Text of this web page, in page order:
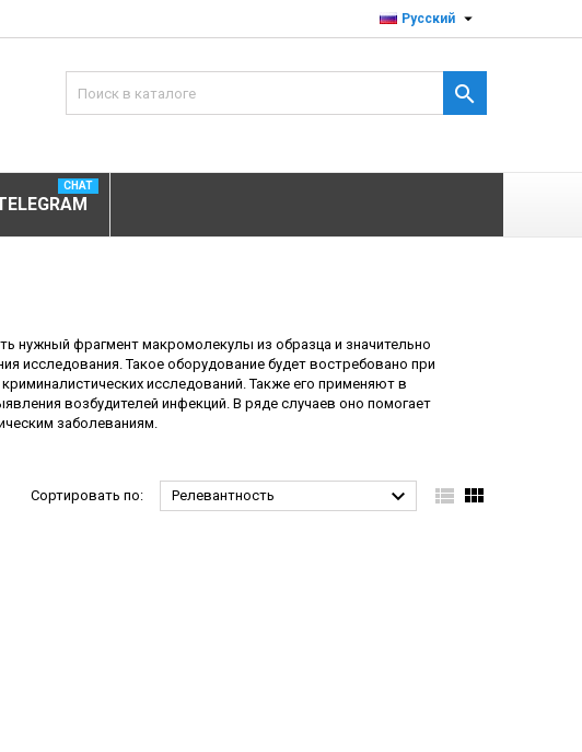
Русский 

CHAT
нужный фрагмент макромолекулы из образца и значительно
исследования. Такое оборудование будет востребовано при
исследований. Также его применяют в
возбудителей инфекций. В ряде случаев оно помогает
заболеваниям.
Сортировать по: Релевантность   